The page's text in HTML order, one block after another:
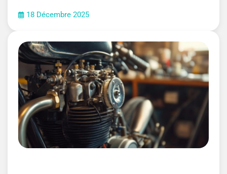
18 Décembre 2025